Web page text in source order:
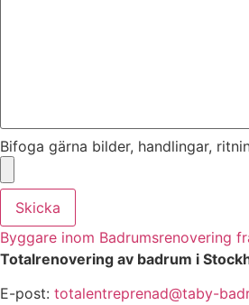
Bifoga gärna bilder, handlingar,
Skicka
Byggare inom Badrumsrenovering
Totalrenovering av badrum i
E-post: totalentreprenad@taby-